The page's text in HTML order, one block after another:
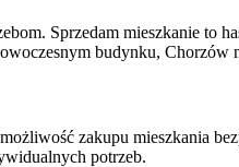
Sprzedam mieszkanie to
budynku, Chorzów
zakupu mieszkania
potrzeb.